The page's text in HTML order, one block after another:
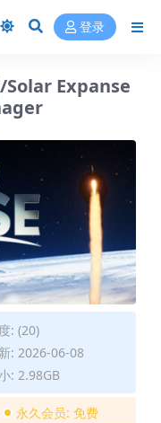
登录
Solar Expanse
: (20)
: 2026-06-08
: 2.98GB
永久会员: 免费